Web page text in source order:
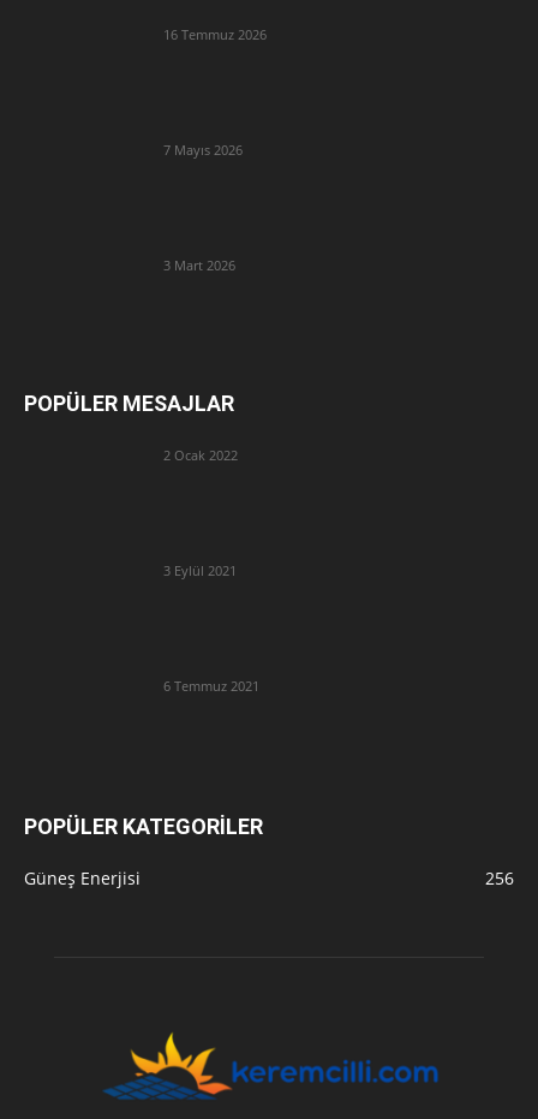
16 Temmuz 2026
7 Mayıs 2026
3 Mart 2026
POPÜLER MESAJLAR
2 Ocak 2022
3 Eylül 2021
6 Temmuz 2021
POPÜLER KATEGORİLER
Güneş Enerjisi 256